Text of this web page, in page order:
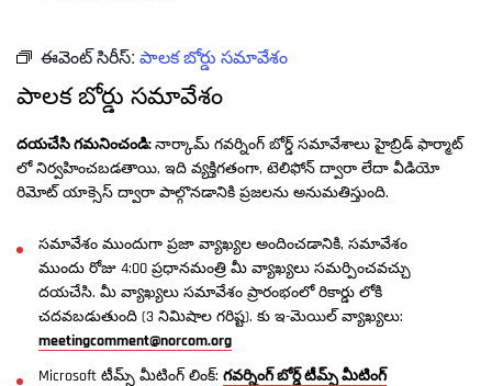
ఈవెంట్ సిరీస్: పాలక బోర్డు సమావేశం
పాలక బోర్డు సమావేశం
దయచేసి గమనించండి: నార్కామ్ గవర్నింగ్ బోర్డ్ సమావేశాలు హైబ్రిడ్ ఫార్మాట్
లో నిర్వహించబడతాయి, ఇది వ్యక్తిగతంగా, టెలిఫోన్ ద్వారా లేదా వీడియో
రిమోట్ యాక్సెస్ ద్వారా పాల్గొనడానికి ప్రజలను అనుమతిస్తుంది.
సమావేశం ముందుగా ప్రజా వ్యాఖ్యల అందించడానికి, సమావేశం
ముందు రోజు 4:00 ప్రధానమంత్రి మీ వ్యాఖ్యలు సమర్పించవచ్చు
దయచేసి. మీ వ్యాఖ్యలు సమావేశం ప్రారంభంలో రికార్డు లోకి
చదవబడుతుంది (3 నిమిషాల గరిష్ట). కు ఇ-మెయిల్ వ్యాఖ్యలు:
meetingcomment@norcom.org
Microsoft టీమ్స్ మీటింగ్ లింక్: గవర్నింగ్ బోర్డ్ టీమ్స్ మీటింగ్